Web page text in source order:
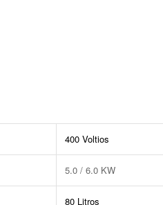
400 Voltios
5.0 / 6.0 KW
80 Litros